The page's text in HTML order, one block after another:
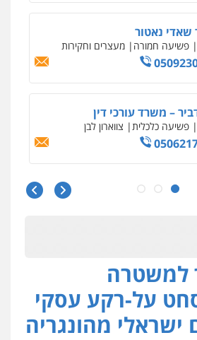
– חברת עו"ד
כלכלי עורכי דין לענייני אסירים
משרד עורכי דין
משפחה
איהאב ג'לג'ולי
עורכי דין לענייני
בן שושן, עורך דין פלילי
מעצרים וחקירות פשיעה חמורה
רישום פלילי
למשטרה
על-רקע עסקי
מהונגריה